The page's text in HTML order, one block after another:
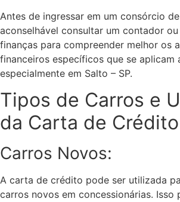
Antes de ingressar em um consórcio
aconselhável consultar um contador
finanças para compreender melhor os
financeiros específicos que se aplicam
especialmente em Salto – SP.
Tipos de Carros e
da Carta de Crédito
Carros Novos:
A carta de crédito pode ser utilizada
carros novos em concessionárias. Isso